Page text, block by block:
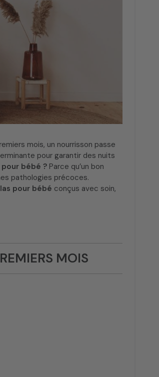
mois, un nourrisson passe
pour garantir des nuits
bébé ? Parce qu’un bon
pathologies précoces.
pour bébé conçus avec soin,
MOIS